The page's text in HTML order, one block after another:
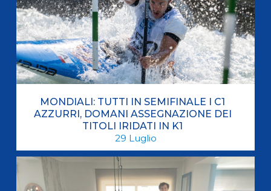
MONDIALI: TUTTI IN SEMIFINALE I C1
AZZURRI, DOMANI ASSEGNAZIONE DEI
TITOLI IRIDATI IN K1
29 Luglio